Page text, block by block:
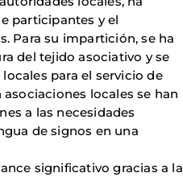
participantes y el
Para su impartición, se ha
del tejido asociativo y se
para el servicio de
locales se han
a las necesidades
de signos en una
significativo gracias a la